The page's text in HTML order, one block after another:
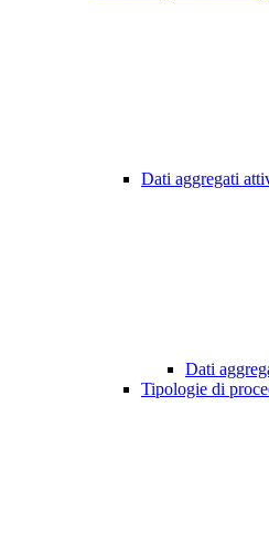
Dati aggregati
Dati
Tipologie di